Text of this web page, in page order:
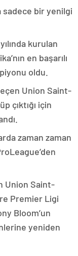
sadece bir yenilgi
kurulan
en başarılı
oldu.
Union Saint-
çıktığı için
zaman zaman
Union Saint-
Premier Ligi
Bloom’un
yeniden